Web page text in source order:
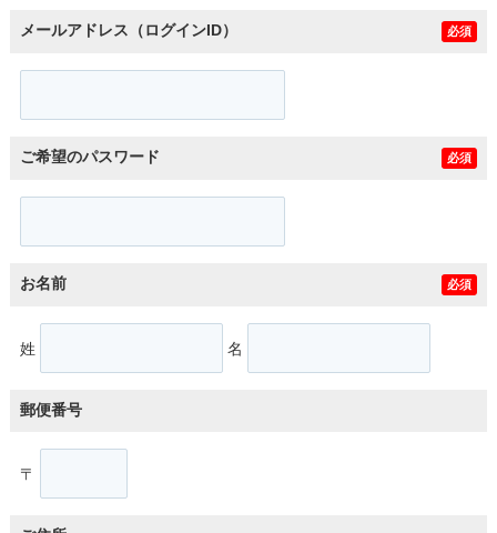
メールアドレス（ログインID） 必須
ご希望のパスワード 必須
お名前 必須
姓 名
郵便番号
〒